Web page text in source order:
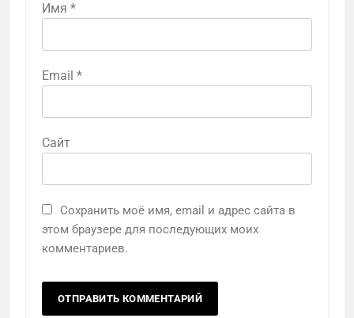
Имя *
Email *
Сайт
Сохранить моё имя, email и адрес сайта в
этом браузере для последующих моих
комментариев.